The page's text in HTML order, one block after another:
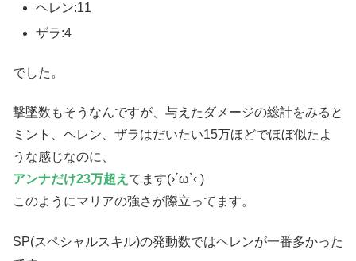
ヘレン:11
ザラ:4
でした。
撃墜数もそうなんですが、与えたダメージの総計をみると
ミント、ヘレン、ザラはだいたい15万ほどでほぼ似たよ
うな感じなのに、
アンナだけ23万超え てます(›´ω`‹ )
このようにマリアの強さが際立ってます。
SP(スペシャルスキル)の発動数ではヘレンが一番多かった